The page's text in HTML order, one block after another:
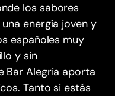
los sabores
energía joven y
españoles muy
y sin
Bar Alegria aporta
Tanto si estás